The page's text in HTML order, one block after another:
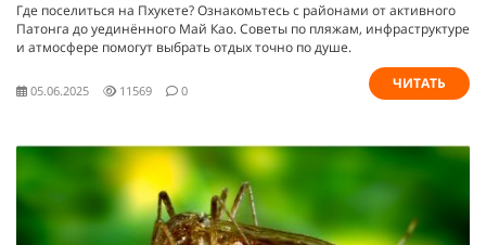
Где поселиться на Пхукете? Ознакомьтесь с районами от активного
Патонга до уединённого Май Као. Советы по пляжам, инфраструктуре
и атмосфере помогут выбрать отдых точно по душе.
05.06.2025 11569 0 ЧИТАТЬ